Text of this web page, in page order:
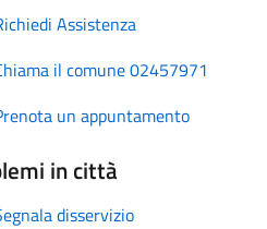
Assistenza
il comune 02457971
un appuntamento
in città
disservizio